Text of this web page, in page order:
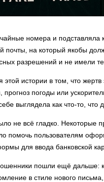
номера и подставляла
почты, на который якобы
разрешений и не имели
этой истории в том, что
прогноз погоды или
выглядела как что-то, что
не всё гладко. Некоторые
помочь пользователям
для ввода банковской
пошли ещё дальше:
в стиле нового